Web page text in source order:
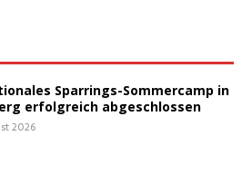
Spar­rings-Som­mer­camp in
erfolg­reich abgeschlossen
2026